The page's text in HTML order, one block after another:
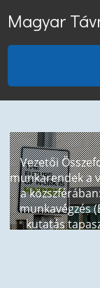
Magyar
Vezetői
munkarendek a
a
munkavégzés
kutatás